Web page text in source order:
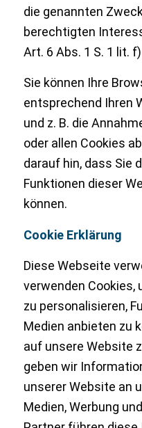
die genannten
berechtigten
Art. 6 Abs. 1 S. 1 lit.
Sie können Ihre
entsprechend Ihren
und z. B. die
oder allen Cookies
darauf hin, dass Sie
Funktionen dieser
können.
Cookie Erklärung
Diese Webseite
verwenden Cookies,
zu personalisieren,
Medien anbieten zu
auf unsere Website
geben wir
unserer Website an
Medien, Werbung